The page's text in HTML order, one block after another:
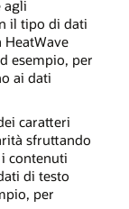
agli
il tipo di dati
HeatWave
esempio, per
ai dati
caratteri
sfruttando
contenuti
di testo
per